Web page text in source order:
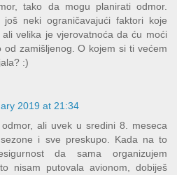
tako da mogu planirati odmor.
još neki ograničavajući faktori koje
velika je vjerovatnoća da ću moći
od zamišljenog. O kojem si ti većem
:)
2019 at 21:34
ali uvek u sredini 8. meseca
i sve preskupo. Kada na to
da sama organizujem
nisam putovala avionom, dobiješ